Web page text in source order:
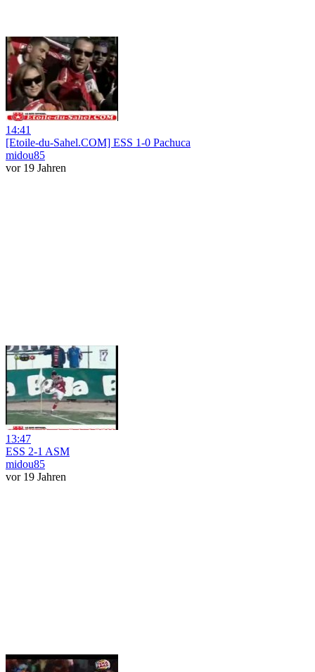
14:41
[Etoile-du-Sahel.COM] ESS 1-0 Pachuca
midou85
vor 19 Jahren
13:47
ESS 2-1 ASM
midou85
vor 19 Jahren